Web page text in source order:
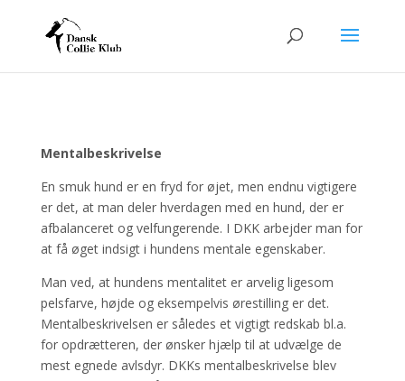
Mentalbeskrivelse
En smuk hund er en fryd for øjet, men endnu vigtigere
er det, at man deler hverdagen med en hund, der er
afbalanceret og velfungerende. I DKK arbejder man for
at få øget indsigt i hundens mentale egenskaber.
Man ved, at hundens mentalitet er arvelig ligesom
pelsfarve, højde og eksempelvis ørestilling er det.
Mentalbeskrivelsen er således et vigtigt redskab bl.a.
for opdrætteren, der ønsker hjælp til at udvælge de
mest egnede avlsdyr. DKKs mentalbeskrivelse blev